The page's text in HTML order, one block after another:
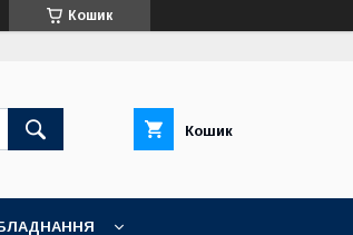
Кошик
Кошик